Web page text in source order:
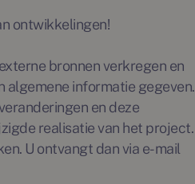
ontwikkelingen!
bronnen verkregen en
algemene informatie gegeven.
en deze
realisatie van het project.
U ontvangt dan via e-mail